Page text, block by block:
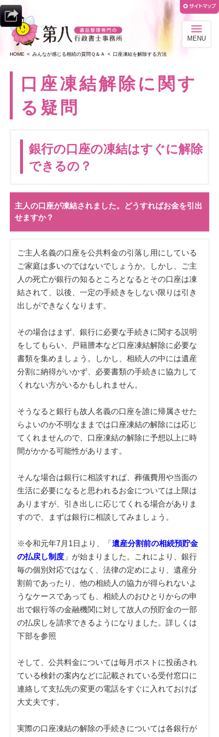
HOME みんなが感じる相続の質問Ｑ＆Ａ 口座凍結を解除する方法
MENU
口座凍結解除に関す
る疑問
銀行の口座の凍結はすぐに解除
できるの？
主人の口座が凍結されました。どうすればお金を引出
せますか？
ご主人名義の口座を公共料金の引落し用にしている
ご家庭は多いのではないでしょうか。しかし、ご主
人の死亡が銀行の知るところとなるとその口座は凍
結されて、以後、一定の手続きをしない限りは引き
出しができなくなります。
その場合はまず、銀行に必要な手続きに関する説明
をしてもらい、戸籍謄本など口座凍結解除に必要な
書類を集めましょう。しかし、相続人の中には遺産
分割に納得がいかず、必要書類の手続きに協力して
くれない方がいるかもしれません。
そうなると銀行も故人名義の口座を誰に帰属させた
らよいのか不明なままでは口座凍結の解除には応じ
てくれませんので、口座凍結の解除に予想以上に時
間がかかる可能性があります。
そんな場合は銀行に相談すれば、葬儀費用や当面の
生活に必要になると思われるお金については上限は
ありますが、引き出しに応じてくれる場合がありま
すので、まずは銀行に相談してみましょう。
※令和元年7月1日より、「 遺産分割前の相続預貯金
の払戻し制度 」が始まりました。これにより、銀行
毎の個別対応ではなく、法律の定めにより、遺産分
割前であったり、他の相続人の協力が得られないよ
うなケースであっても、相続人のおひとりからの申
出で銀行等の金融機関に対して故人の預貯金の一部
の払戻しを請求できるようになりました。詳しくは
下部を参照
そして、公共料金については毎月ポストに投函され
ている検針の案内などに記載されている受付窓口に
連絡して支払先の変更の電話をすぐに入れておけば
大丈夫です。
実際の口座凍結の解除の手続きについては各銀行が